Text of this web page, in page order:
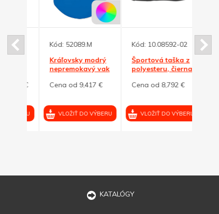
Kód:52089.M
Kráľovsky modrý
nepremokavý vak
Cena od 9,417 €
VLOŽIŤ DO VÝBERU
Kód:10.08592-02
Športová taška z
polyesteru, čierna
Cena od 8,792 €
VLOŽIŤ DO VÝBERU
Kód:
KATALÓGY